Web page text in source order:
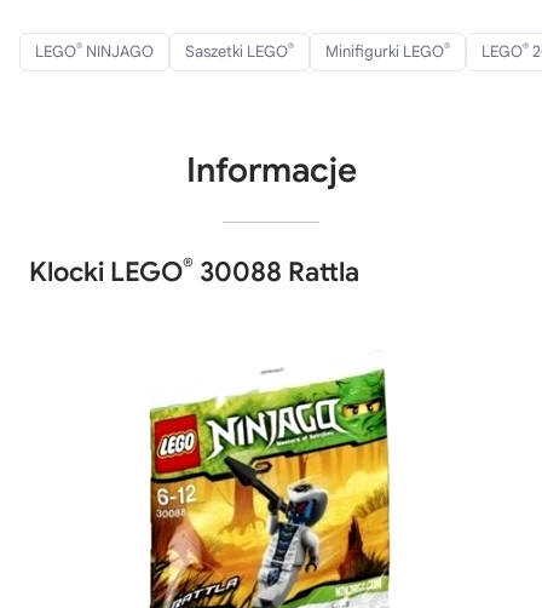
LEGO® NINJAGO Saszetki LEGO® Minifigurki LEGO® LEGO®
Informacje
Klocki LEGO® 30088 Rattla